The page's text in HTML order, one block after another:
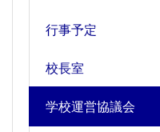
行事予定
校長室
学校運営協議会